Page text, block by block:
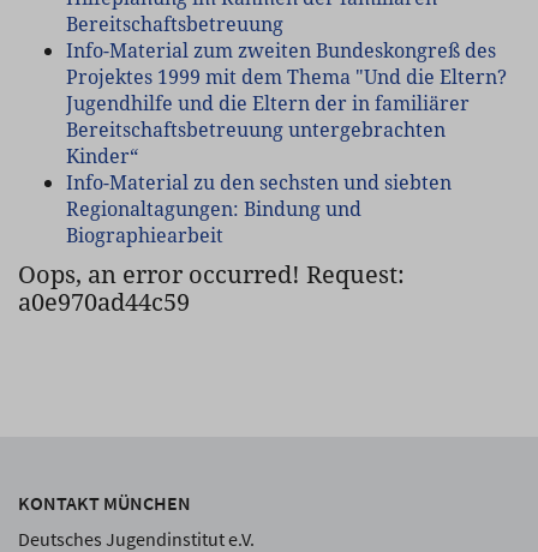
Bereitschaftsbetreuung
Info-Material zum zweiten Bundeskongreß des
Projektes 1999 mit dem Thema "Und die Eltern?
Jugendhilfe und die Eltern der in familiärer
Bereitschaftsbetreuung untergebrachten
Kinder“
Info-Material zu den sechsten und siebten
Regionaltagungen: Bindung und
Biographiearbeit
Oops, an error occurred! Request:
a0e970ad44c59
KONTAKT MÜNCHEN
Deutsches Jugendinstitut e.V.